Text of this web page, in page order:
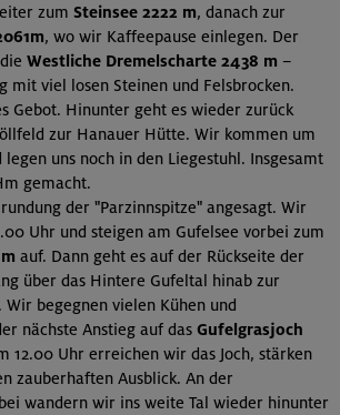
zum Steinsee 2222 m, danach zur
, wo wir Kaffeepause einlegen. Der
Westliche Dremelscharte 2438 m –
mit viel losen Steinen und Felsbrocken.
Gebot. Hinunter geht es wieder zurück
zur Hanauer Hütte. Wir kommen um
legen uns noch in den Liegestuhl. Insgesamt
gemacht.
der "Parzinnspitze" angesagt. Wir
Uhr und steigen am Gufelsee vorbei zum
auf. Dann geht es auf der Rückseite der
über das Hintere Gufeltal hinab zur
. Wir begegnen vielen Kühen und
nächste Anstieg auf das Gufelgrasjoch
12.00 Uhr erreichen wir das Joch, stärken
zauberhaften Ausblick. An der
wandern wir ins weite Tal wieder hinunter